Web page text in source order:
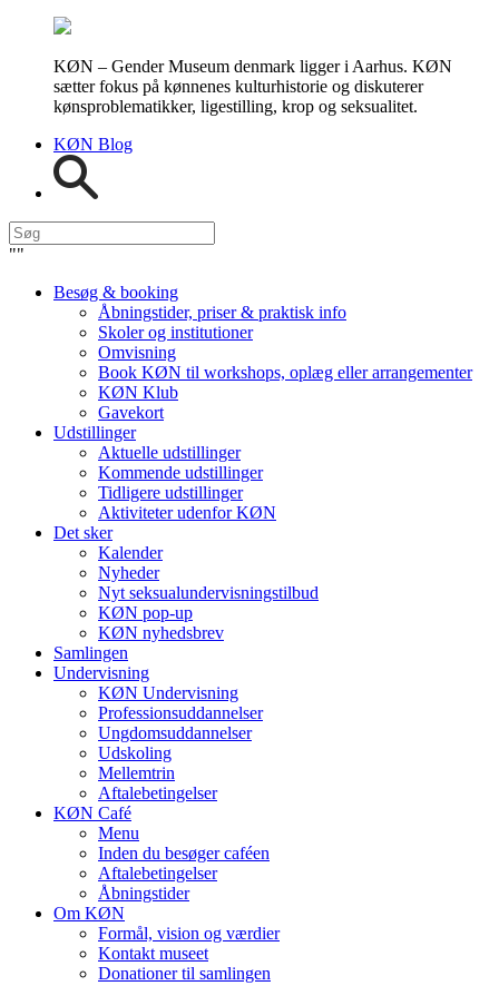
KØN – Gender Museum denmark ligger i Aarhus. KØN
sætter fokus på kønnenes kulturhistorie og diskuterer
kønsproblematikker, ligestilling, krop og seksualitet.
KØN Blog
""
Besøg & booking
Åbningstider, priser & praktisk info
Skoler og institutioner
Omvisning
Book KØN til workshops, oplæg eller arrangementer
KØN Klub
Gavekort
Udstillinger
Aktuelle udstillinger
Kommende udstillinger
Tidligere udstillinger
Aktiviteter udenfor KØN
Det sker
Kalender
Nyheder
Nyt seksualundervisningstilbud
KØN pop-up
KØN nyhedsbrev
Samlingen
Undervisning
KØN Undervisning
Professionsuddannelser
Ungdomsuddannelser
Udskoling
Mellemtrin
Aftalebetingelser
KØN Café
Menu
Inden du besøger caféen
Aftalebetingelser
Åbningstider
Om KØN
Formål, vision og værdier
Kontakt museet
Donationer til samlingen